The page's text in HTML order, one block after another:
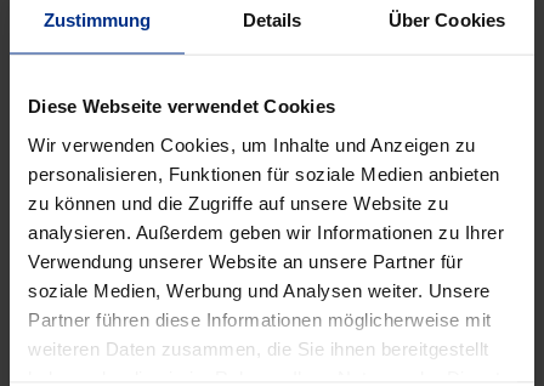
Zustimmung Details Über Cookies
Diese Webseite verwendet Cookies
Wir verwenden Cookies, um Inhalte und Anzeigen zu
personalisieren, Funktionen für soziale Medien anbieten
zu können und die Zugriffe auf unsere Website zu
analysieren. Außerdem geben wir Informationen zu Ihrer
Verwendung unserer Website an unsere Partner für
soziale Medien, Werbung und Analysen weiter. Unsere
Partner führen diese Informationen möglicherweise mit
weiteren Daten zusammen, die Sie ihnen bereitgestellt
MINUS PLUS
Stück
20,15 €
pro 1 Stück (exkl. Mwst.)
AJA
Code
EIGENSCHAFTEN